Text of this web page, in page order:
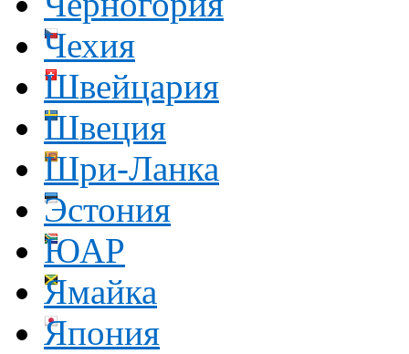
Чехия
Швейцария
Швеция
Шри-Ланка
Эстония
ЮАР
Ямайка
Япония